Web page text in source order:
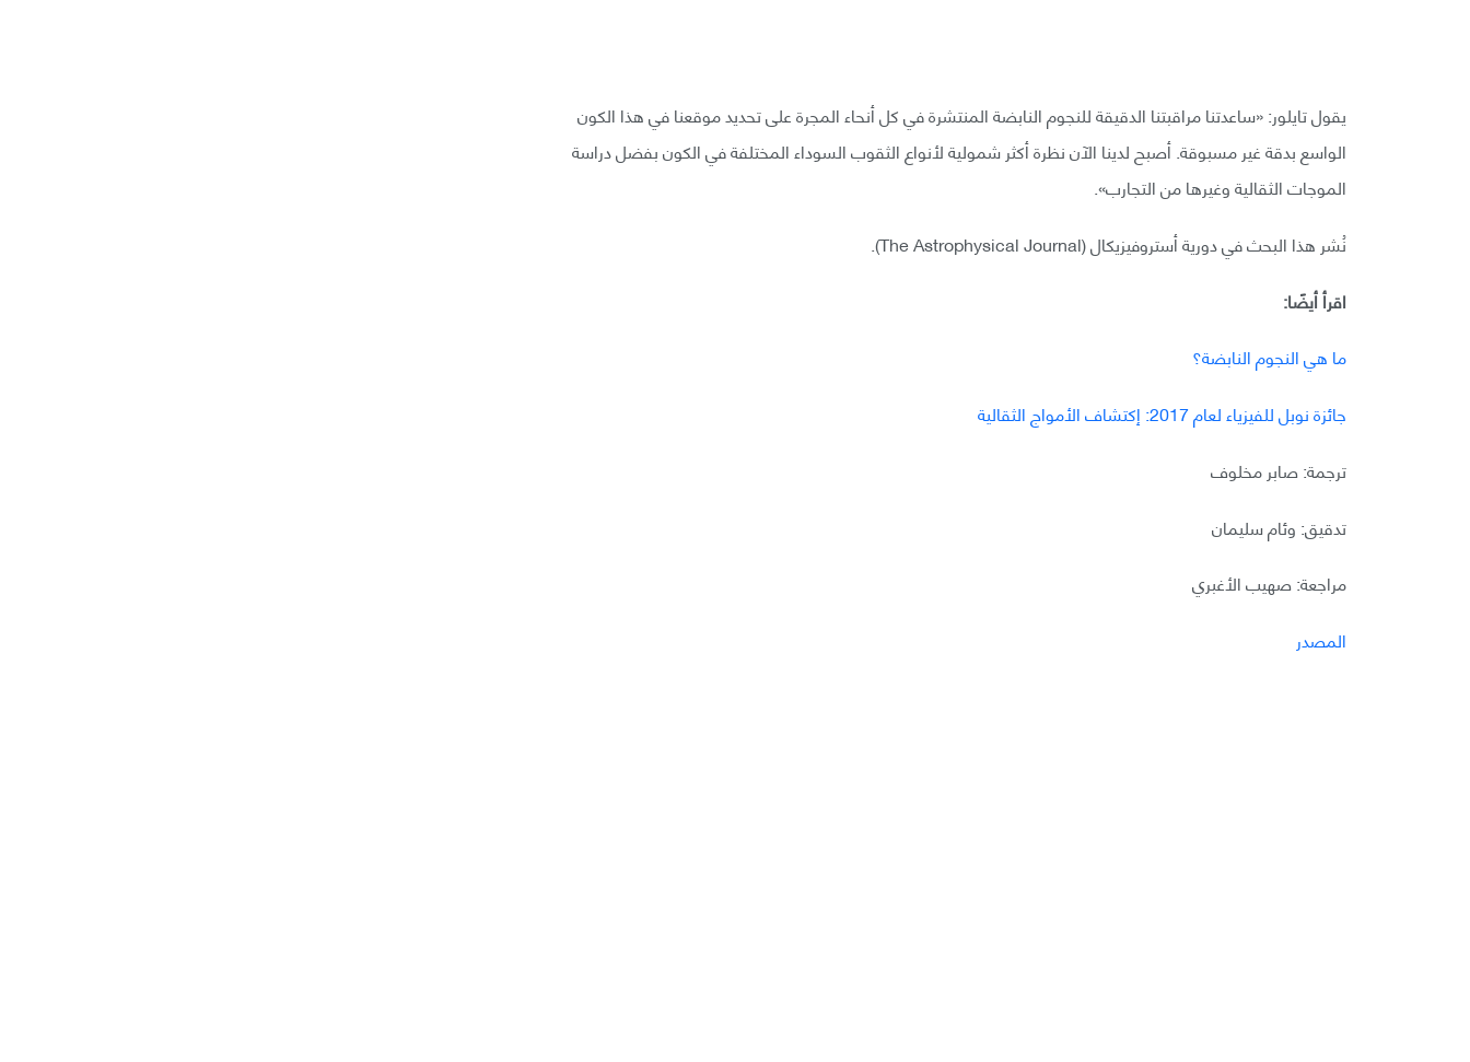
يقول تايلور: «ساعدتنا مراقبتنا الدقيقة للنجوم النابضة المنتشرة في كل أنحاء المجرة على تحديد موقعنا في هذا الكون
الواسع بدقة غير مسبوقة. أصبح لدينا الآن نظرة أكثر شمولية لأنواع الثقوب السوداء المختلفة في الكون بفضل دراسة
الموجات الثقالية وغيرها من التجارب».
نُشر هذا البحث في دورية أستروفيزيكال (The Astrophysical Journal).
اقرأ أيضًا:
ما هي النجوم النابضة؟
جائزة نوبل للفيزياء لعام 2017: إكتشاف الأمواج الثقالية
ترجمة: صابر مخلوف
تدقيق: وئام سليمان
مراجعة: صهيب الأغبري
المصدر